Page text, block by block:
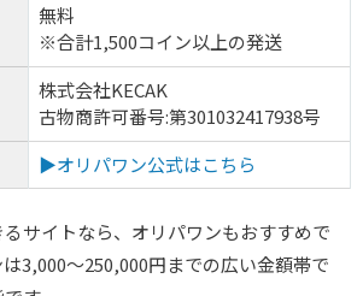
無料
※合計1,500コイン以上の発送
株式会社KECAK
古物商許可番号:第301032417938号
▶オリパワン公式はこちら
サイトなら、オリパワンもおすすめで
3,000～250,000円までの広い金額帯で